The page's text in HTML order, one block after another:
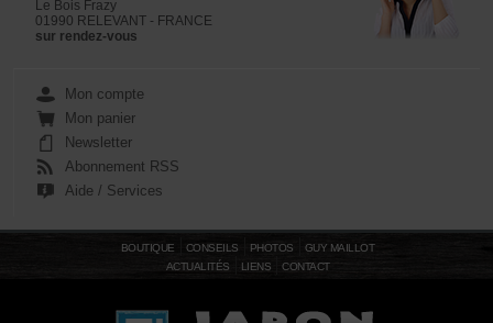
Le Bois Frazy
01990 RELEVANT - FRANCE
sur rendez-vous
Mon compte
Mon panier
Newsletter
Abonnement RSS
Aide / Services
BOUTIQUE CONSEILS PHOTOS
GUY MAILLOT
ACTUALITÉS
LIENS CONTACT